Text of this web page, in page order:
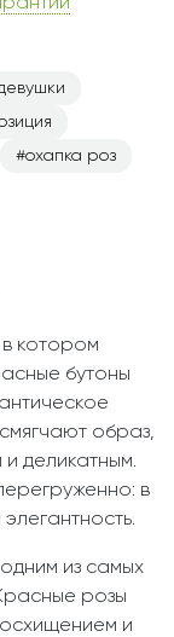
охапка роз
в котором
бутоны
образ,
деликатным.
в
из самых
розы
и